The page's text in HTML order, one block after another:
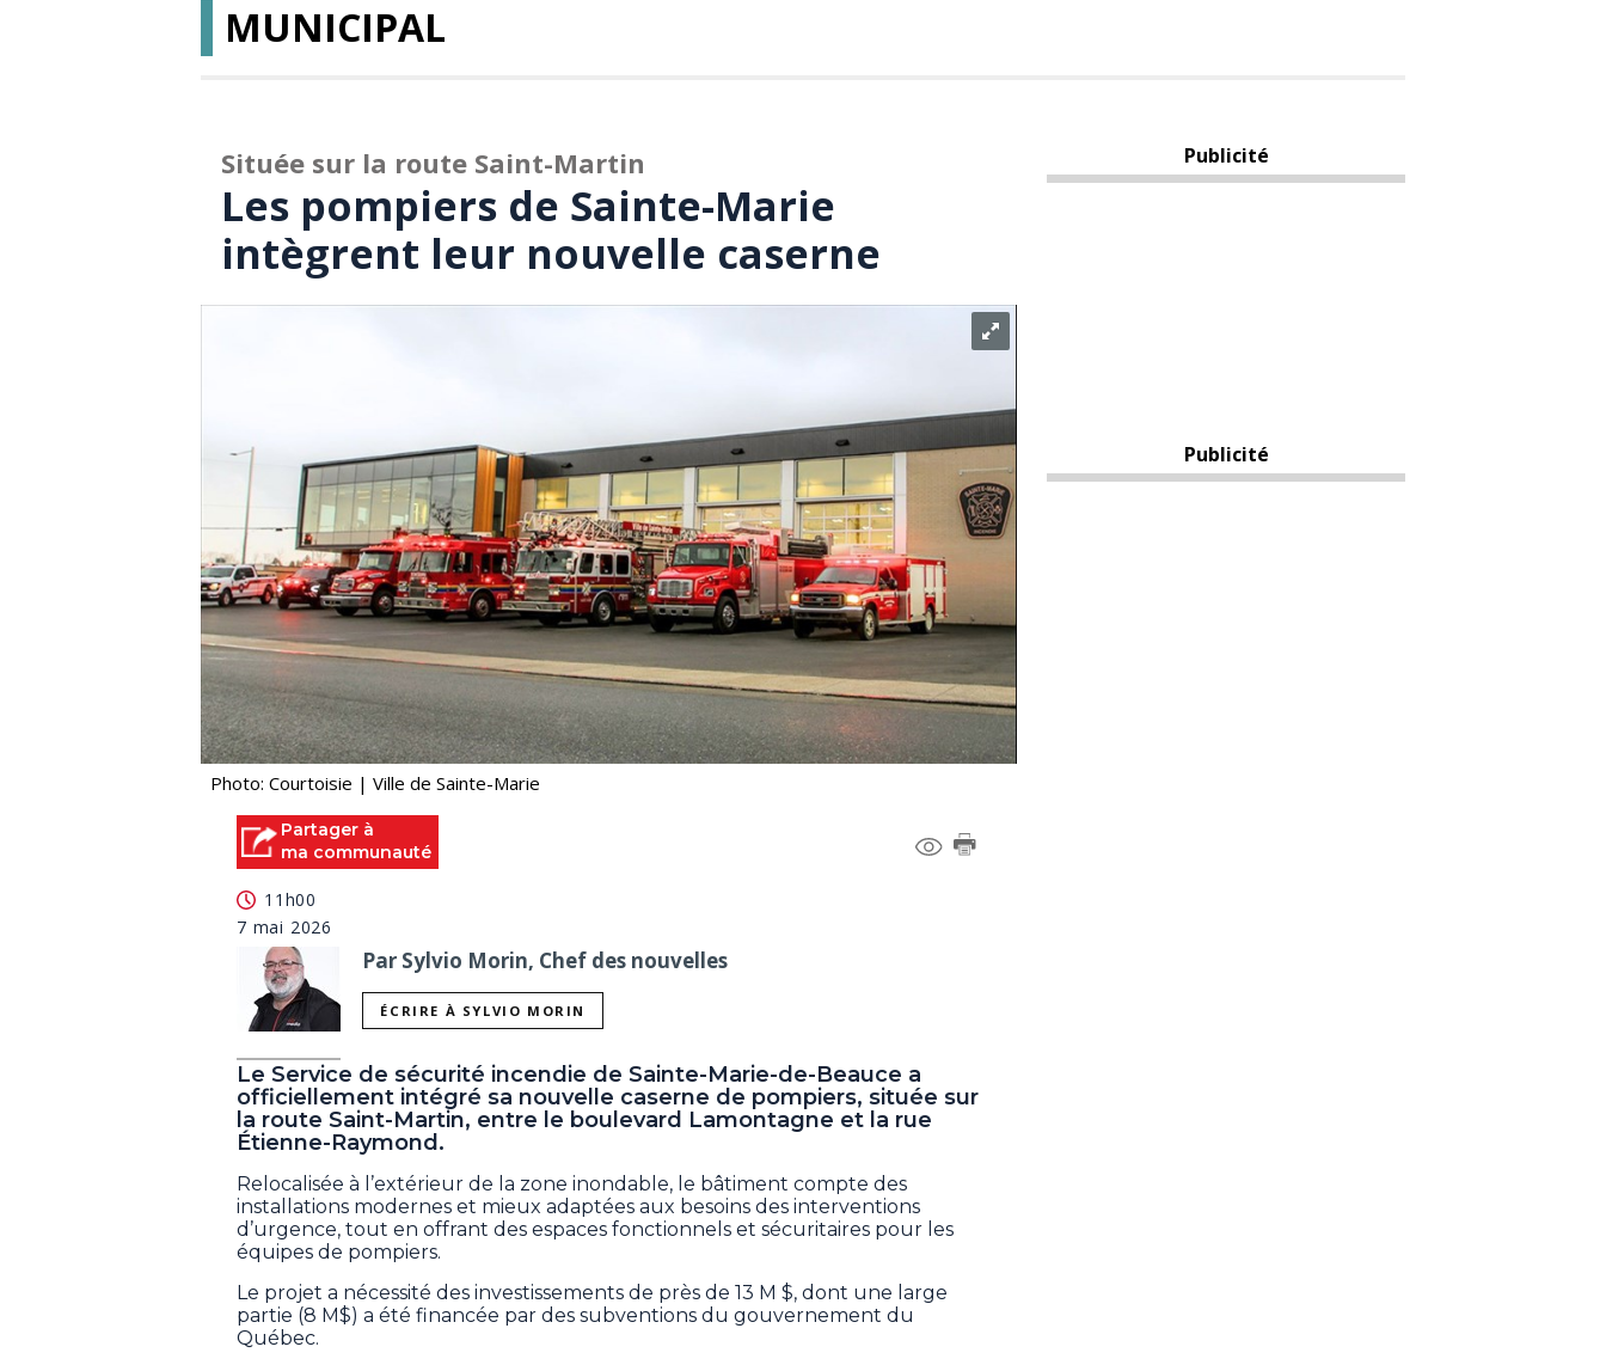
MUNICIPAL
Située sur la route Saint-Martin
Les pompiers de Sainte-Marie
intègrent leur nouvelle caserne
Photo: Courtoisie | Ville de Sainte-Marie
Partager à
ma communauté
11h00
7 mai 2026
Par Sylvio Morin, Chef des nouvelles
ÉCRIRE À SYLVIO MORIN
Le Service de sécurité incendie de Sainte-Marie-de-Beauce a
officiellement intégré sa nouvelle caserne de pompiers, située sur
la route Saint-Martin, entre le boulevard Lamontagne et la rue
Étienne-Raymond.
Relocalisée à l’extérieur de la zone inondable, le bâtiment compte des
installations modernes et mieux adaptées aux besoins des interventions
d’urgence, tout en offrant des espaces fonctionnels et sécuritaires pour les
équipes de pompiers.
Le projet a nécessité des investissements de près de 13 M $, dont une large
partie (8 M$) a été financée par des subventions du gouvernement du
Québec.
Publicité
Publicité